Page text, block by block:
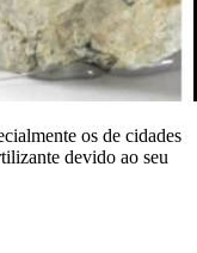
os de cidades
devido ao seu